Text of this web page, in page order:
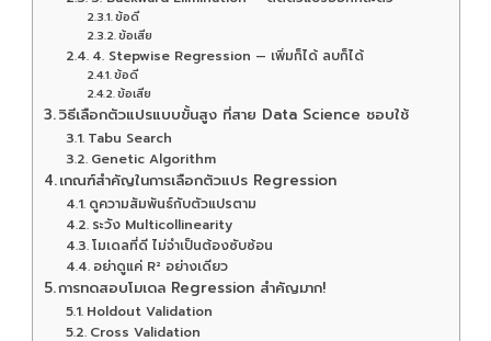
ข้อดี
ข้อเสีย
4. Stepwise Regression — เพิ่มก็ได้ ลบก็ได้
ข้อดี
ข้อเสีย
วิธีเลือกตัวแปรแบบขั้นสูง ที่สาย Data Science ชอบใช้
Tabu Search
Genetic Algorithm
เกณฑ์สำคัญในการเลือกตัวแปร Regression
ดูความสัมพันธ์กับตัวแปรตาม
ระวัง Multicollinearity
โมเดลที่ดี ไม่จำเป็นต้องซับซ้อน
อย่าดูแค่ R² อย่างเดียว
การทดสอบโมเดล Regression สำคัญมาก!
Holdout Validation
Cross Validation